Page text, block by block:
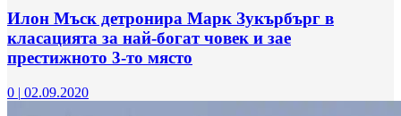
Илон Мъск детронира Марк Зукърбърг в
класацията за най-богат човек и зае
престижното 3-то място
0 | 02.09.2020